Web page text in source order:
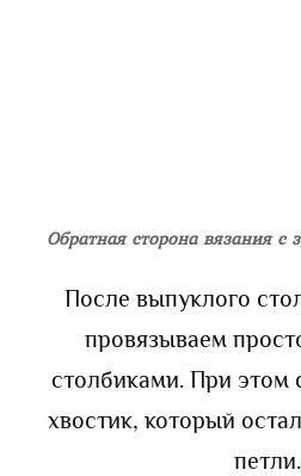
Обратная сторона вязания с
После выпуклого
провязываем
столбиками. При этом
хвостик, который
петли.